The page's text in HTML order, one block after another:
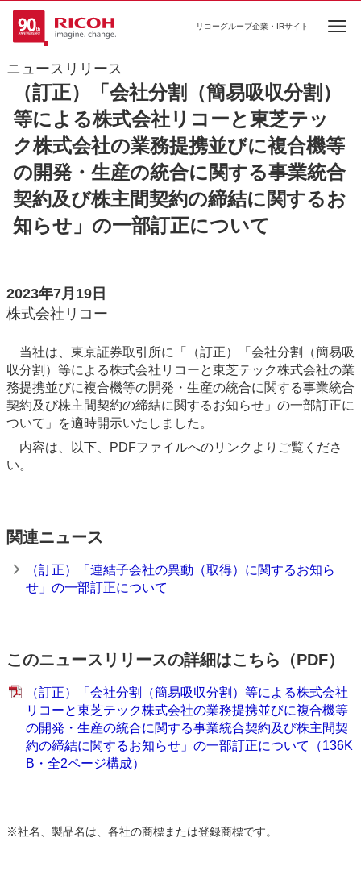
リコーグループ企業・IRサイト
ニュースリリース
（訂正）「会社分割（簡易吸収分割）
等による株式会社リコーと東芝テッ
ク株式会社の業務提携並びに複合機等
の開発・生産の統合に関する事業統合
契約及び株主間契約の締結に関するお
知らせ」の一部訂正について
2023年7月19日
株式会社リコー
当社は、東京証券取引所に「（訂正）「会社分割（簡易吸
収分割）等による株式会社リコーと東芝テック株式会社の業
務提携並びに複合機等の開発・生産の統合に関する事業統合
契約及び株主間契約の締結に関するお知らせ」の一部訂正に
ついて」を適時開示いたしました。
内容は、以下、PDFファイルへのリンクよりご覧くださ
い。
関連ニュース
（訂正）「連結子会社の異動（取得）に関するお知ら
せ」の一部訂正について
このニュースリリースの詳細はこちら（PDF）
（訂正）「会社分割（簡易吸収分割）等による株式会社
リコーと東芝テック株式会社の業務提携並びに複合機等
の開発・生産の統合に関する事業統合契約及び株主間契
約の締結に関するお知らせ」の一部訂正について（136K
B・全2ページ構成）
※社名、製品名は、各社の商標または登録商標です。